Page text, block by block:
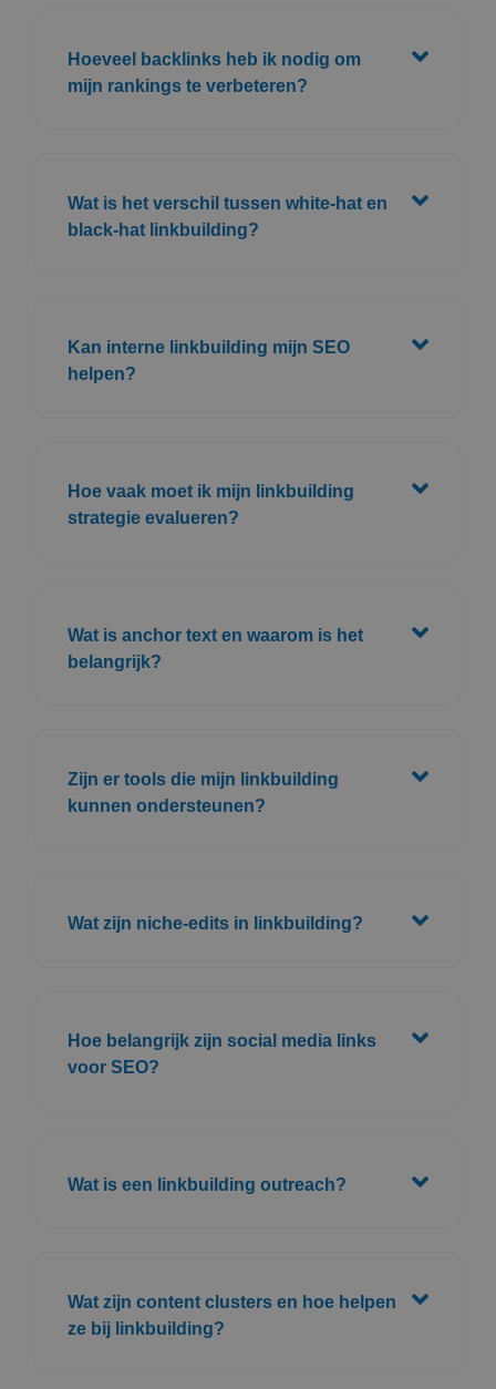
Hoeveel backlinks heb ik nodig om
mijn rankings te verbeteren?
Wat is het verschil tussen white-hat en
black-hat linkbuilding?
Kan interne linkbuilding mijn SEO
helpen?
Hoe vaak moet ik mijn linkbuilding
strategie evalueren?
Wat is anchor text en waarom is het
belangrijk?
Zijn er tools die mijn linkbuilding
kunnen ondersteunen?
Wat zijn niche-edits in linkbuilding?
Hoe belangrijk zijn social media links
voor SEO?
Wat is een linkbuilding outreach?
Wat zijn content clusters en hoe helpen
ze bij linkbuilding?